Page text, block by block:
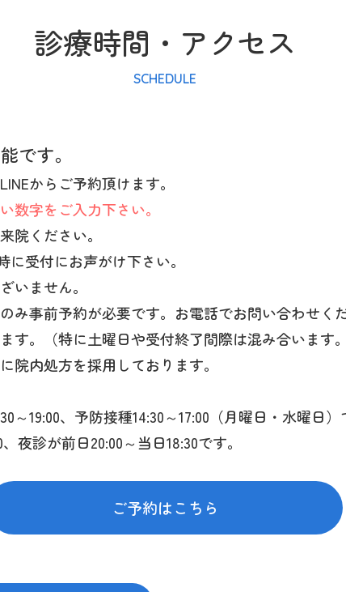
診療時間・アクセス
SCHEDULE
です。
からご予約頂けます。
数字をご入力下さい。
院ください。
受付にお声がけ下さい。
いません。
み事前予約が必要です。お電話でお問い合わせくだ
す。（特に土曜日や受付終了間際は混み合います。
院内処方を採用しております。
19:00、予防接種14:30～17:00（月曜日・水曜日）
夜診が前日20:00～当日18:30です。
ご予約はこちら
小児科一般
診療を行なっています。お子さんを丁寧に診察さ
す。
予防接種
か』とよく聞かれます。
併症を考えると、予防接種における副反応の方が
診療時間とは別に時間を設けています。
健康診断
に行っております。お子さんの発達の状況やご病
す。
診療時間とは別に時間を設けています。
アレルギー
親御さんは多いと思います。
、アトピー性皮膚炎、アレルギー性鼻炎などのア
一度ご相談ください
皮膚疾患
能も未成熟なため、些細なことでかぶれが生じた
行わせて頂きます。
皮膚炎など、種々の皮膚の症状について診療させ
小児内分泌疾患
肥満、低身長、甲状腺疾患、思春期早発症などが
一度ご相談ください